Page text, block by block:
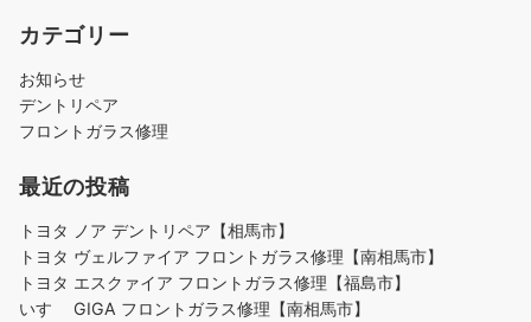
カテゴリー
お知らせ
デントリペア
フロントガラス修理
最近の投稿
トヨタ ノア デントリペア【相馬市】
トヨタ ヴェルファイア フロントガラス修理【南相馬市】
トヨタ エスクァイア フロントガラス修理【福島市】
いすゞ GIGA フロントガラス修理【南相馬市】